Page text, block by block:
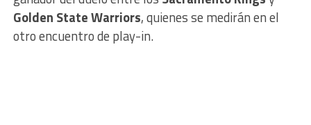
Golden State Warriors, quienes se medirán en el
otro encuentro de play-in.